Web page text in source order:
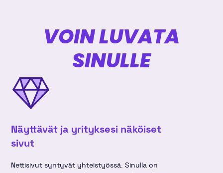
VOIN LUVATA
SINULLE
Näyttävät ja yrityksesi näköiset
sivut
Nettisivut syntyvät yhteistyössä. Sinulla on